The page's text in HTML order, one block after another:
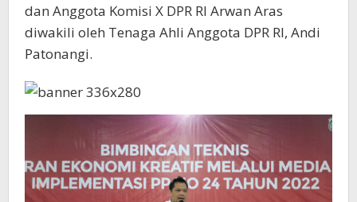
dan Anggota Komisi X DPR RI Arwan Aras
diwakili oleh Tenaga Ahli Anggota DPR RI, Andi
Patonangi.